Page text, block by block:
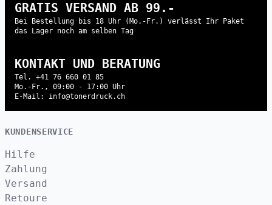
GRATIS VERSAND AB 99.-
Bei Bestellung bis 18 Uhr (Mo.-Fr.) verlässt Ihr Paket
das Lager noch am selben Tag
KONTAKT UND BERATUNG
Tel. +41 76 660 01 85
Mo.-Fr., 09:00 - 17:00 Uhr
E-Mail: info@tonerdruck.ch
KUNDENSERVICE
Hilfe
Zahlung
Versand
Retoure